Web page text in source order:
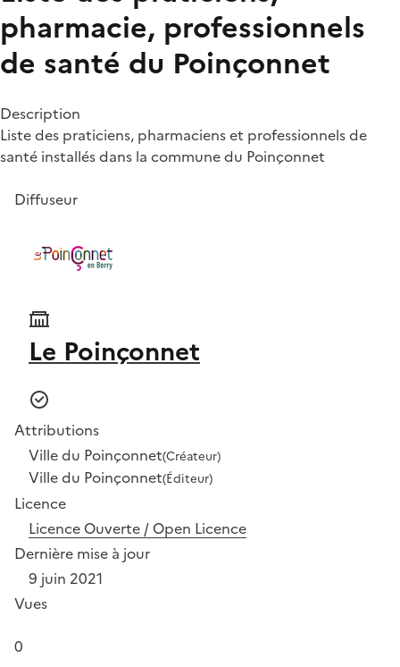
pharmacie, professionnels
de santé du Poinçonnet
Description
Liste des praticiens, pharmaciens et professionnels de
santé installés dans la commune du Poinçonnet
Diffuseur
Le Poinçonnet
Attributions
Ville du Poinçonnet(Créateur)
Ville du Poinçonnet(Éditeur)
Licence
Licence Ouverte / Open Licence
Dernière mise à jour
9 juin 2021
Vues
0